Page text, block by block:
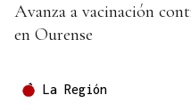
Avanza a vacinación
en Ourense
La Región